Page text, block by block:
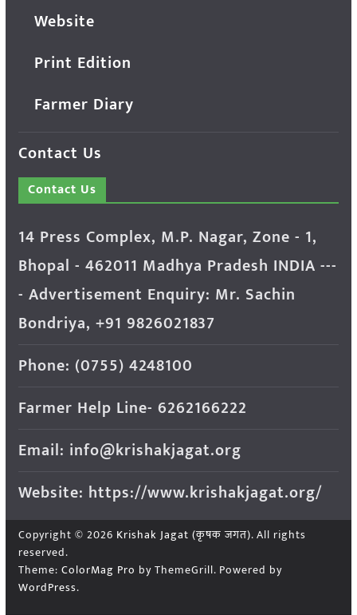
Website
Print Edition
Farmer Diary
Contact Us
Contact Us
14 Press Complex, M.P. Nagar, Zone - 1,
Bhopal - 462011 Madhya Pradesh INDIA ---
- Advertisement Enquiry: Mr. Sachin
Bondriya, +91 9826021837
Phone: (0755) 4248100
Farmer Help Line- 6262166222
Email: info@krishakjagat.org
Website: https://www.krishakjagat.org/
Copyright © 2026 Krishak Jagat (कृषक जगत). All rights
reserved.
Theme: ColorMag Pro by ThemeGrill. Powered by
WordPress.